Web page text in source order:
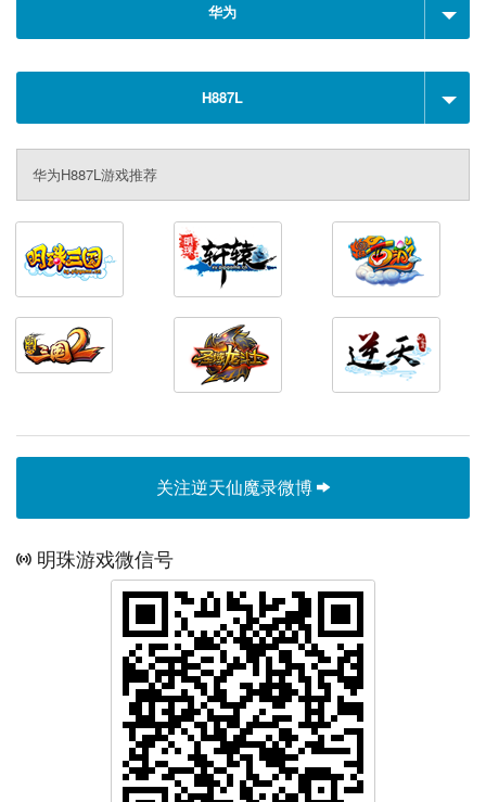
华为
H887L
华为H887L游戏推荐
关注逆天仙魔录微博
明珠游戏微信号